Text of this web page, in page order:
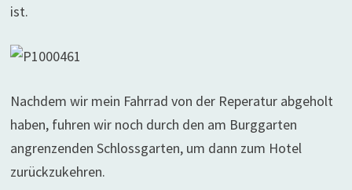
ist.
Nachdem wir mein Fahrrad von der Reperatur abgeholt
haben, fuhren wir noch durch den am Burggarten
angrenzenden Schlossgarten, um dann zum Hotel
zurückzukehren.